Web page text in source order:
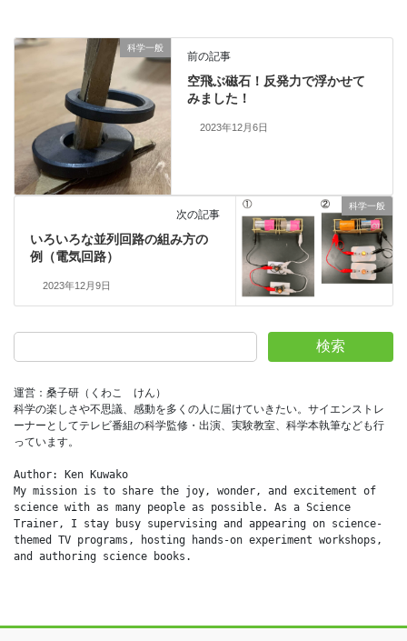
科学一般
前の記事
空飛ぶ磁石！反発力で浮かせて
みました！
2023年12月6日
科学一般
次の記事
いろいろな並列回路の組み方の
例（電気回路）
2023年12月9日
検索
運営：桑子研（くわこ　けん）
科学の楽しさや不思議、感動を多くの人に届けていきたい。サイエンストレ
ーナーとしてテレビ番組の科学監修・出演、実験教室、科学本執筆なども行
っています。
Author: Ken Kuwako
My mission is to share the joy, wonder, and excitement of
science with as many people as possible. As a Science
Trainer, I stay busy supervising and appearing on science-
themed TV programs, hosting hands-on experiment workshops,
and authoring science books.